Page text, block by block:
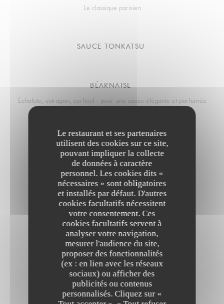
Le restaurant et ses partenaires
utilisent des cookies sur ce site,
pouvant impliquer la collecte
de données à caractère
personnel. Les cookies dits «
nécessaires » sont obligatoires
et installés par défaut. D'autres
cookies facultatifs nécessitent
votre consentement. Ces
cookies facultatifs servent à
analyser votre navigation,
mesurer l'audience du site,
proposer des fonctionnalités
(ex : en lien avec les réseaux
sociaux) ou afficher des
publicités ou contenus
personnalisés. Cliquez sur «
Le classique parisien
SAUCE TONKATSU
BÉARNAISE
Échalote, estragon, cerfeuil : pour une sauce élégante et parfumée
CHAMPIGNONS
Champignons de saison légèrement crémés
PIANO CHUT
C'est un secret, à découvrir absolument
Garniture au choix
MOUSSELINE DE POMME DE TERRE TRUFFÉE